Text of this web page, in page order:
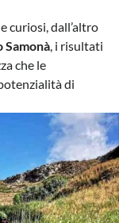
curiosi, dall’altro
Samonà , i risultati
che le
di